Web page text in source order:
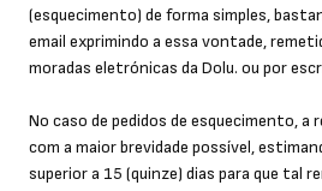
(esquecimento) de forma simples,
email exprimindo a essa vontade,
moradas eletrónicas da Dolu. ou por
No caso de pedidos de esquecimento, a
com a maior brevidade possível,
superior a 15 (quinze) dias para que tal